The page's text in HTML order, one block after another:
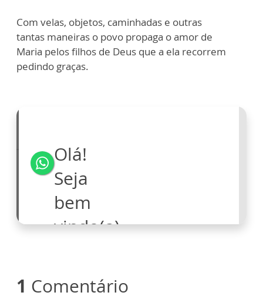
Com velas, objetos, caminhadas e outras
tantas maneiras o povo propaga o amor de
Maria pelos filhos de Deus que a ela recorrem
pedindo graças.
1 Comentário